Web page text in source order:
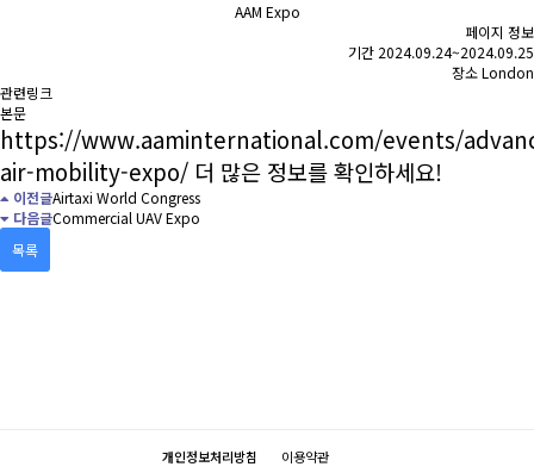
AAM Expo
페이지 정보
기간 2024.09.24~2024.09.25
장소London
관련링크
본문
https://www.aaminternational.com/events/
air-mobility-expo/ 더 많은 정보를 확인하세요!
이전글Airtaxi World Congress
다음글Commercial UAV Expo
목록
개인정보처리방침 이용약관